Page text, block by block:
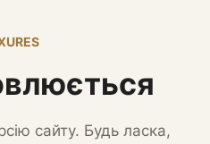
сайту. Будь ласка,